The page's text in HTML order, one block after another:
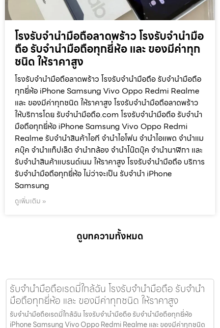
โรงรับจำนำมือถือลาดพร้าว โรงรับจำนำมือ
ถือ รับจำนำมือถือทุกยี่ห้อ และ ของมีค่าทุก
ชนิด ให้ราคาสูง
โรงรับจำนำมือถือลาดพร้าว โรงรับจำนำมือถือ รับจำนำมือถือ
ทุกยี่ห้อ iPhone Samsung Vivo Oppo Redmi Realme
และ ของมีค่าทุกชนิด ให้ราคาสูง โรงรับจำนำมือถือลาดพร้าว
ให้บริการโดย รับจํานํามือถือ.com โรงรับจำนำมือถือ รับจำนำ
มือถือทุกยี่ห้อ iPhone Samsung Vivo Oppo Redmi
Realme รับจำนำสินค้าไอที จำนำไอโฟน จำนำไอแพด จำนำแม
คบุ๊ค จำนำแท็ปเล็ต จำนำกล้อง จำนำโน๊ตบุ๊ค จำนำนาฬิกา และ
รับจำนำสินค้าแบรนด์เนม ให้ราคาสูง โรงรับจำนำมือถือ บริการ
รับจำนำมือถือทุกยี่ห้อ ไม่ว่าจะเป็น รับจำนำ iPhone
Samsung
ดูเพิ่มเติม »
ดูบทความทั้งหมด
รับจำนำมือถือเรดมี่ใกล้ฉัน โรงรับจำนำมือถือ รับจำนำ
มือถือทุกยี่ห้อ และ ของมีค่าทุกชนิด ให้ราคาสูง
รับจำนำมือถือเรดมี่ใกล้ฉัน โรงรับจำนำมือถือ รับจำนำมือถือทุกยี่ห้อ
iPhone Samsung Vivo Oppo Redmi Realme และ ของมีค่าทุกชนิด